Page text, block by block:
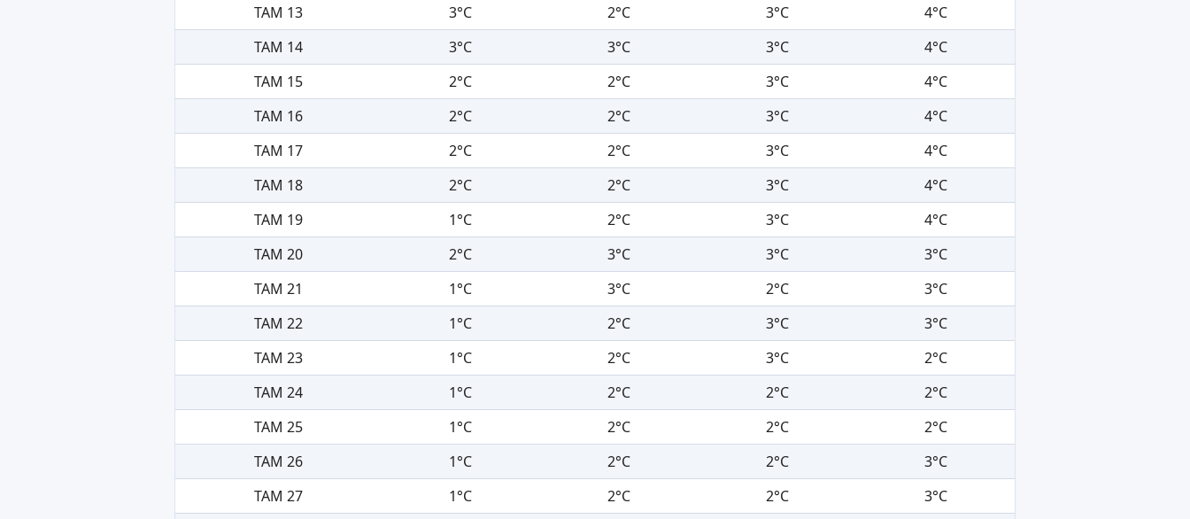
TAM 13
3°C 2°C 3°C
4°C
TAM 14
3°C 3°C 3°C
4°C
TAM 15
2°C 2°C 3°C
4°C
TAM 16
2°C 2°C 3°C
4°C
TAM 17
2°C 2°C 3°C
4°C
TAM 18
2°C 2°C 3°C
4°C
TAM 19
1°C 2°C 3°C
4°C
TAM 20
2°C 3°C 3°C
3°C
TAM 21
1°C 3°C 2°C
3°C
TAM 22
1°C 2°C 3°C
3°C
TAM 23
1°C 2°C 3°C
2°C
TAM 24
1°C 2°C 2°C
2°C
TAM 25
1°C 2°C 2°C
2°C
TAM 26
1°C 2°C 2°C
3°C
TAM 27
1°C 2°C 2°C
3°C